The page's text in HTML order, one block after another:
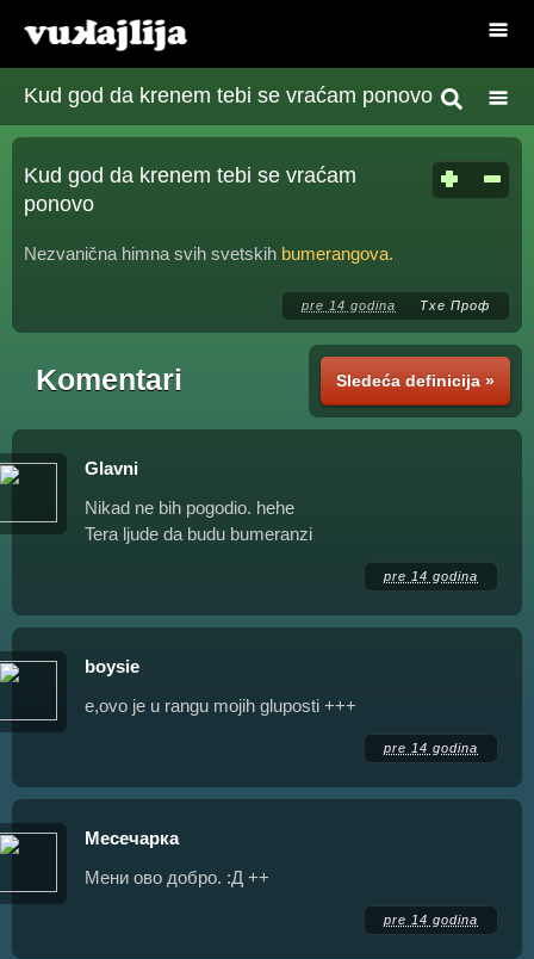
Kud god da krenem tebi se vraćam ponovo
Kud god da krenem tebi se vraćam
ponovo
Nezvanična himna svih svetskih bumerangova.
pre 14 godina Тхе Проф
Sledeća definicija »
Komentari
Glavni
Nikad ne bih pogodio. hehe
Tera ljude da budu bumeranzi
pre 14 godina
boysie
e,ovo je u rangu mojih gluposti +++
pre 14 godina
Месечарка
Мени ово добро. :Д ++
pre 14 godina